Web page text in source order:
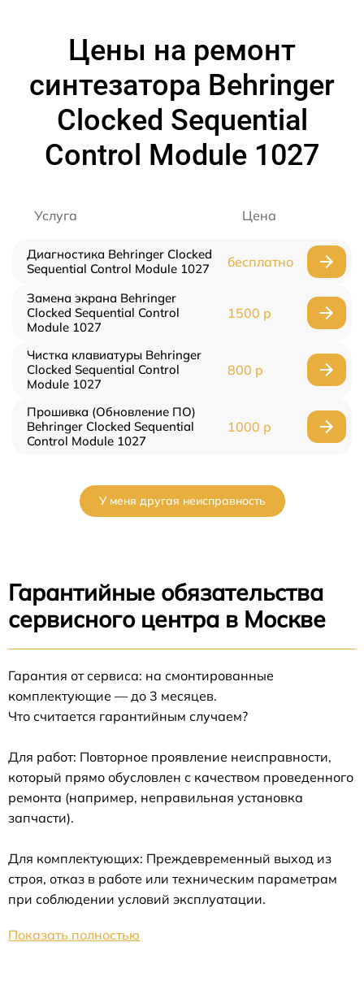
Цены на ремонт
синтезатора Behringer
Clocked Sequential
Control Module 1027
Услуга Цена
Диагностика Behringer Clocked
Sequential Control Module 1027
бесплатно
Замена экрана Behringer
Clocked Sequential Control
Module 1027
1500 р
Чистка клавиатуры Behringer
Clocked Sequential Control
Module 1027
800 р
Прошивка (Обновление ПО)
Behringer Clocked Sequential
Control Module 1027
1000 р
У меня другая неисправность
Гарантийные обязательства
сервисного центра в Москве
Гарантия от сервиса: на смонтированные
комплектующие — до 3 месяцев.
Что считается гарантийным случаем?
Для работ: Повторное проявление неисправности,
который прямо обусловлен с качеством проведенного
ремонта (например, неправильная установка
запчасти).
Для комплектующих: Преждевременный выход из
строя, отказ в работе или техническим параметрам
при соблюдении условий эксплуатации.
Показать полностью